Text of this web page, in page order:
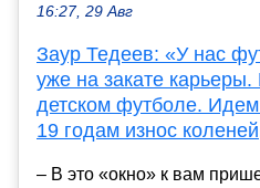
16:27, 29 Авг
Заур Тедеев: «У нас
уже на закате
детском футболе. Идем
19 годам износ
– В это «окно» к вам